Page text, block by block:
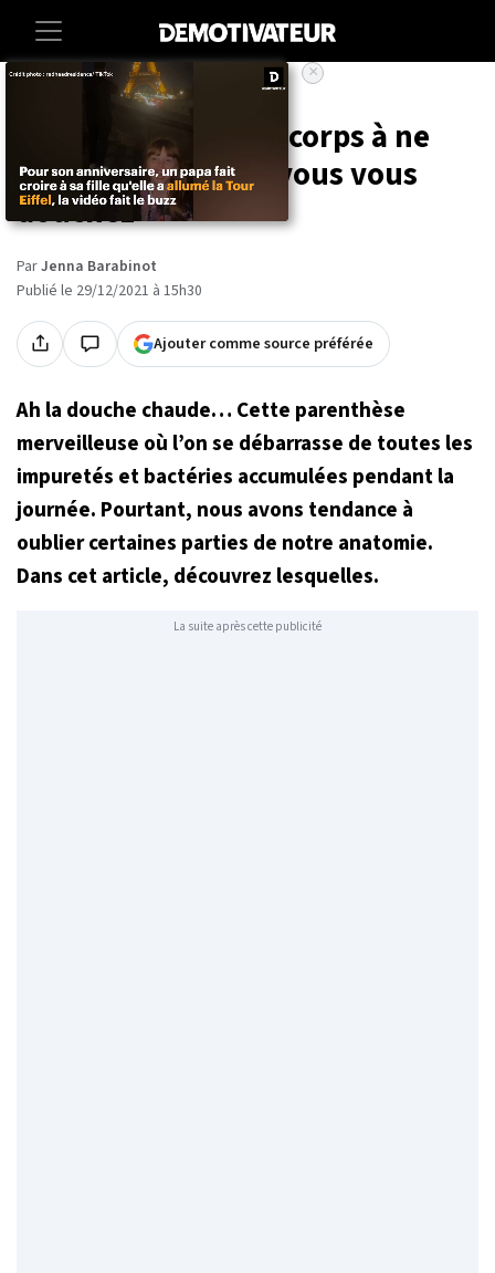
Sante
Ces cinq parties du corps à ne
pas oublier quand vous vous
douchez
ParJenna Barabinot
Publié le 29/12/2021 à 15h30
Ajouter comme source préférée
Ah la douche chaude… Cette parenthèse
merveilleuse où l’on se débarrasse de toutes les
impuretés et bactéries accumulées pendant la
journée. Pourtant, nous avons tendance à
oublier certaines parties de notre anatomie.
Dans cet article, découvrez lesquelles.
La suite après cette publicité
×